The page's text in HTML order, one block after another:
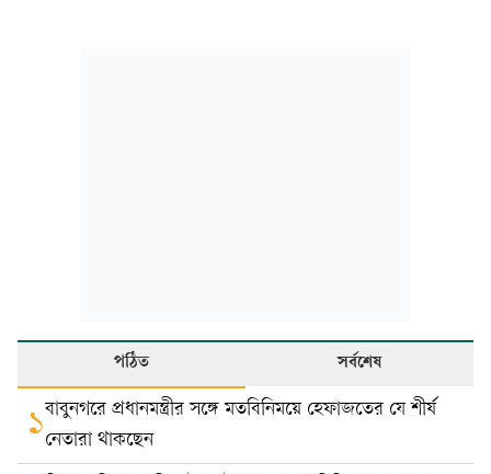
পঠিত সর্বশেষ
১বাবুনগরে প্রধানমন্ত্রীর সঙ্গে মতবিনিময়ে হেফাজতের যে শীর্ষ
নেতারা থাকছেন